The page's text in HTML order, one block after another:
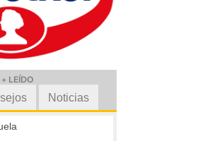
+ LEÍDO
Noticias